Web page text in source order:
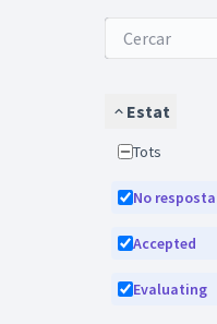
Estat
Tots
No resposta
Accepted
Evaluating